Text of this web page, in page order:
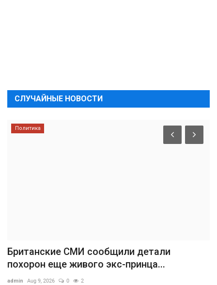
СЛУЧАЙНЫЕ НОВОСТИ
Политика
Британские СМИ сообщили детали
похорон еще живого экс-принца...
admin Aug 9, 2026 0 2